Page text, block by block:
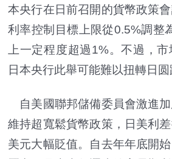
本央行在日前召開的貨幣政策
利率控制目標上限從0.5%調整
上一定程度超過1%。不過，
日本央行此舉可能難以扭轉日圆
自美國聯邦儲備委員會激進
維持超寬鬆貨幣政策，日美利
美元大幅貶值。自去年年底開